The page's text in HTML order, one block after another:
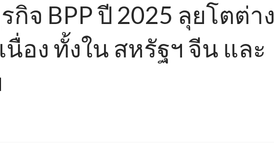
กิจ BPP ปี 2025 ลุยโตต่าง
นื่อง ทั้งใน สหรัฐฯ จีน และ